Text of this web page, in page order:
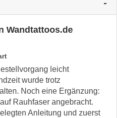
Wandtattoos.de
leicht
wurde trotz
Noch eine Ergänzung:
Rauhfaser angebracht.
Anleitung und zuerst